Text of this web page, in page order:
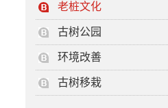
老桩文化
古树公园
环境改善
古树移栽